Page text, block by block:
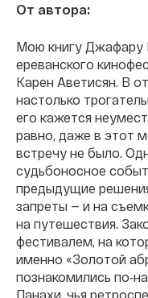
От автора:
Мою книгу Джафару
ереванского
Карен Аветисян. В
настолько
его кажется
равно, даже в этот
встречу не было.
судьбоносное
предыдущие
запреты — и на
на путешествия.
фестивалем, на
именно «Золотой
познакомились
Панахи, чья